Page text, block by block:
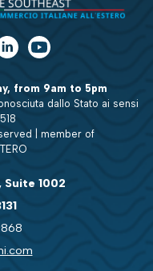
from 9am to 5pm
dallo Stato ai sensi
| member of
1002